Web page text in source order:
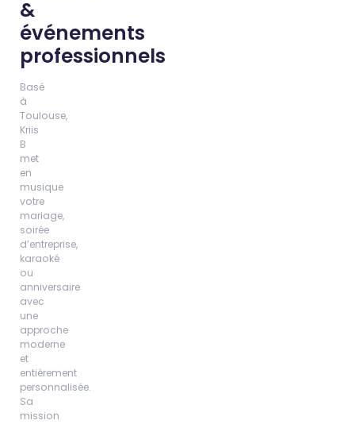
&
événements
professionnels
Basé
à
Toulouse,
Kriis
B
met
en
musique
votre
mariage,
soirée
d’entreprise,
karaoké
ou
anniversaire
avec
une
approche
moderne
et
entièrement
personnalisée.
Sa
mission